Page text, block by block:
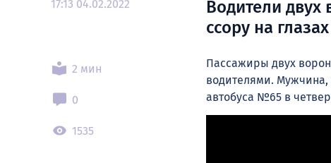
17:13 04.02.2022
2 мин
0
1535
Водители
ссору на
Пассажиры двух
водителями. Мужчина,
автобуса №65 в